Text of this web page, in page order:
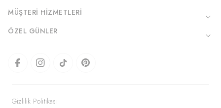
MÜŞTERI HIZMETLERI
ÖZEL GÜNLER
Gizlilik Politikası